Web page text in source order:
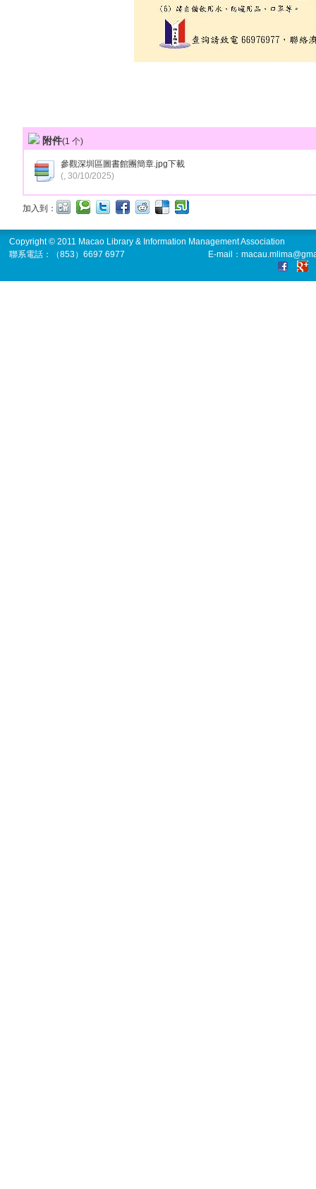
附件(1 个)
參觀深圳區圖書館團簡章.jpg下載
(, 30/10/2025)
加入到：
Copyright © 2011 Macao Library & Information Management Association
聯系電話：（853）6697 6977
E-mail：